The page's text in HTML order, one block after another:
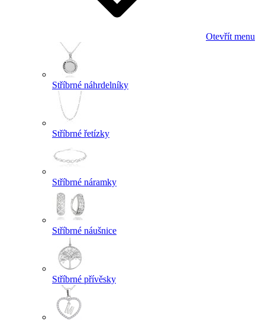
Otevřít menu
Stříbrné náhrdelníky
Stříbrné řetízky
Stříbrné náramky
Stříbrné náušnice
Stříbrné přívěsky